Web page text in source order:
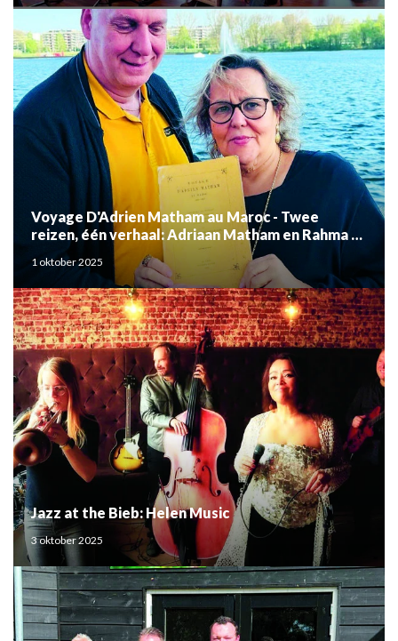
Voyage D'Adrien Matham au Maroc - Twee
reizen, één verhaal: Adriaan Matham en Rahma el
Mouden
1 oktober 2025
Jazz at the Bieb: Helen Music
3 oktober 2025